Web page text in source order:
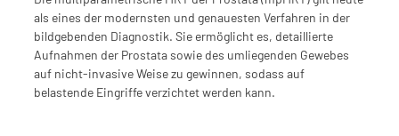
als eines der modernsten und genauesten Verfahren in der
bildgebenden Diagnostik. Sie ermöglicht es, detaillierte
Aufnahmen der Prostata sowie des umliegenden Gewebes
auf nicht-invasive Weise zu gewinnen, sodass auf
belastende Eingriffe verzichtet werden kann.